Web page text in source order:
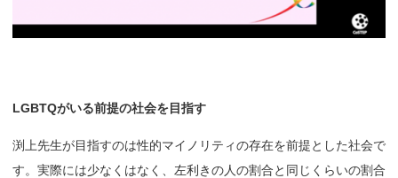
LGBTQがいる前提の社会を目指す
渕上先生が目指すのは性的マイノリティの存在を前提とした社会で
す。実際には少なくはなく、左利きの人の割合と同じくらいの割合